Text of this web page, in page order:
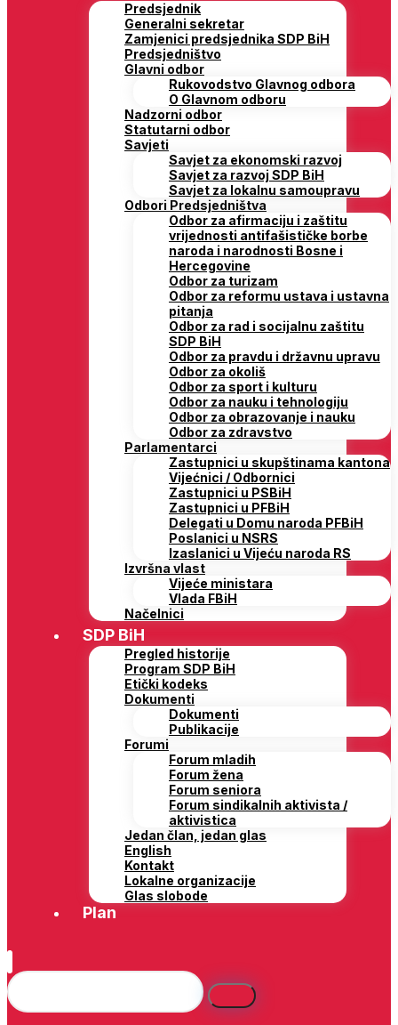
Predsjednik
Generalni sekretar
Zamjenici predsjednika SDP BiH
Predsjedništvo
Glavni odbor
Rukovodstvo Glavnog odbora
O Glavnom odboru
Nadzorni odbor
Statutarni odbor
Savjeti
Savjet za ekonomski razvoj
Savjet za razvoj SDP BiH
Savjet za lokalnu samoupravu
Odbori Predsjedništva
Odbor za afirmaciju i zaštitu
vrijednosti antifašističke borbe
naroda i narodnosti Bosne i
Hercegovine
Odbor za turizam
Odbor za reformu ustava i ustavna
pitanja
Odbor za rad i socijalnu zaštitu
SDP BiH
Odbor za pravdu i državnu upravu
Odbor za okoliš
Odbor za sport i kulturu
Odbor za nauku i tehnologiju
Odbor za obrazovanje i nauku
Odbor za zdravstvo
Parlamentarci
Zastupnici u skupštinama kantona
Vijećnici / Odbornici
Zastupnici u PSBiH
Zastupnici u PFBiH
Delegati u Domu naroda PFBiH
Poslanici u NSRS
Izaslanici u Vijeću naroda RS
Izvršna vlast
Vijeće ministara
Vlada FBiH
Načelnici
SDP BiH
Pregled historije
Program SDP BiH
Etički kodeks
Dokumenti
Dokumenti
Publikacije
Forumi
Forum mladih
Forum žena
Forum seniora
Forum sindikalnih aktivista /
aktivistica
Jedan član, jedan glas
English
Kontakt
Lokalne organizacije
Glas slobode
Plan